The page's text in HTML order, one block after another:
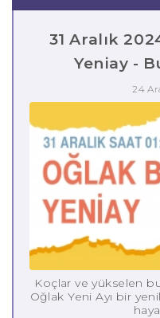
31 Aralık
Yeniay -
24
Koçlar ve yükselen
Oğlak Yeni Ayı bir